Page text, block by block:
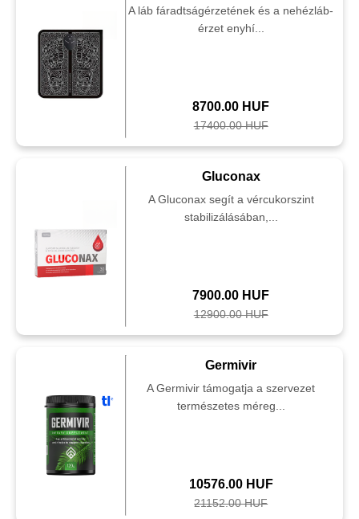
A láb fáradtságérzetének és a nehézláb-
érzet enyhí...
8700.00 HUF
17400.00 HUF
Gluconax
A Gluconax segít a vércukorszint
stabilizálásában,...
7900.00 HUF
12900.00 HUF
Germivir
A Germivir támogatja a szervezet
természetes méreg...
10576.00 HUF
21152.00 HUF